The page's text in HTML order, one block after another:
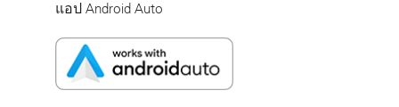
แอป Android Auto